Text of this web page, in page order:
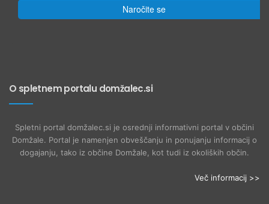
Naročite se
O spletnem portalu domžalec.si
Spletni portal domžalec.si je osrednji informativni portal v občini
Domžale. Portal je namenjen obveščanju in ponujanju informacij o
dogajanju, tako iz občine Domžale, kot tudi iz okoliških občin.
Več informacij >>